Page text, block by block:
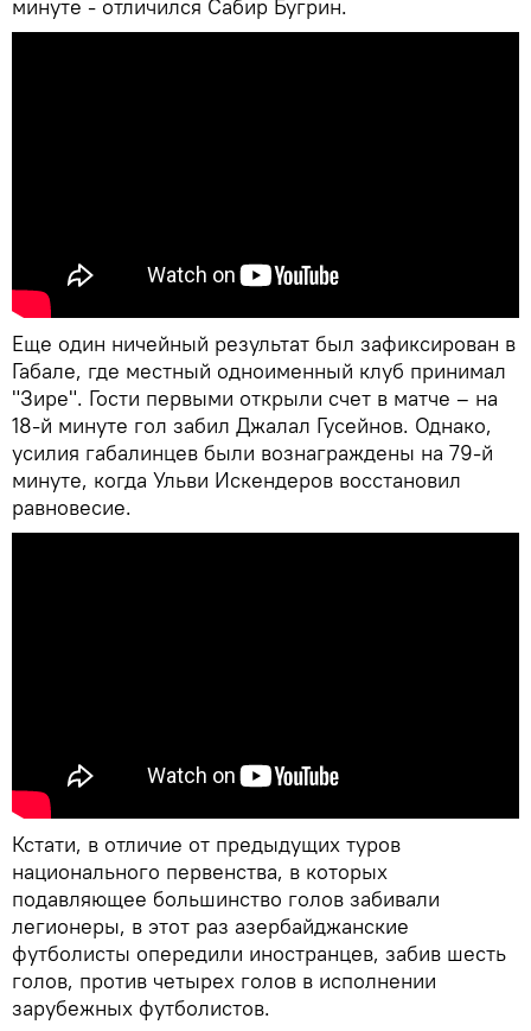
минуте - отличился Сабир Бугрин.
Еще один ничейный результат был зафиксирован в
Габале, где местный одноименный клуб принимал
"Зире". Гости первыми открыли счет в матче – на
18-й минуте гол забил Джалал Гусейнов. Однако,
усилия габалинцев были вознаграждены на 79-й
минуте, когда Ульви Искендеров восстановил
равновесие.
Кстати, в отличие от предыдущих туров
национального первенства, в которых
подавляющее большинство голов забивали
легионеры, в этот раз азербайджанские
футболисты опередили иностранцев, забив шесть
голов, против четырех голов в исполнении
зарубежных футболистов.